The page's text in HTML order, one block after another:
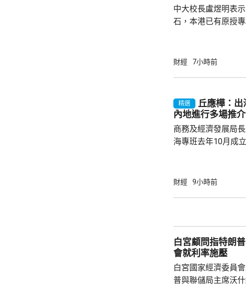
中大校長盧煜明表
石，本港已有原授
使用，相信會有更
產出獨角獸企業，
灣區，及解決專利
中大亦將把握北都
財經 7小時前
精選
丘應樺：
內地進行多場推
商務及經濟發展局
海專班去年10月成
時，亦已帶同內地
總部或公司，並在
整體經濟有幫助，
財經 9小時前
白宮顧問指特朗
會就利率施壓
白宮國家經濟委員
普與聯儲局主席沃